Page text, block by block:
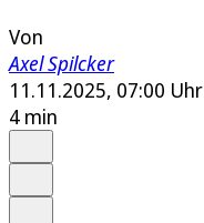
Von
Axel Spilcker
11.11.2025, 07:00 Uhr
4 min